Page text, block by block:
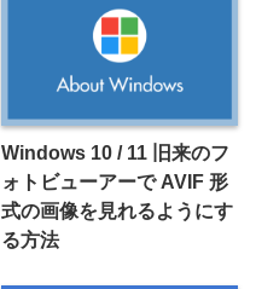
Windows 10 / 11 旧来のフ
ォトビューアーで AVIF 形
式の画像を見れるようにす
る方法